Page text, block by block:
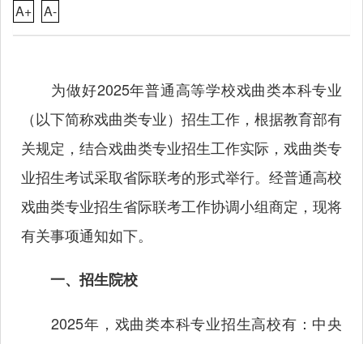
A+
A-
为做好2025年普通高等学校戏曲类本科专业
（以下简称戏曲类专业）招生工作，根据教育部有
关规定，结合戏曲类专业招生工作实际，戏曲类专
业招生考试采取省际联考的形式举行。经普通高校
戏曲类专业招生省际联考工作协调小组商定，现将
有关事项通知如下。
一、招生院校
2025年，戏曲类本科专业招生高校有：中央